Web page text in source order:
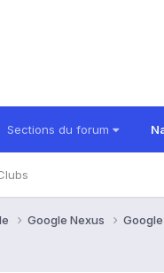
Sections du forum
Google Nexus